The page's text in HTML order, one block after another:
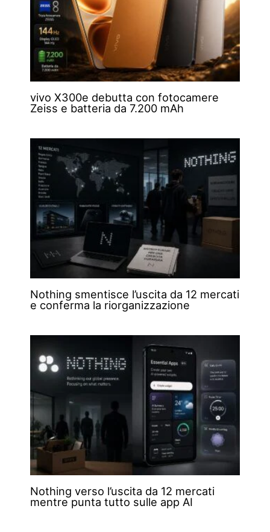
vivo X300e debutta con fotocamere
Zeiss e batteria da 7.200 mAh
Nothing smentisce l’uscita da 12 mercati
e conferma la riorganizzazione
Nothing verso l’uscita da 12 mercati
mentre punta tutto sulle app AI